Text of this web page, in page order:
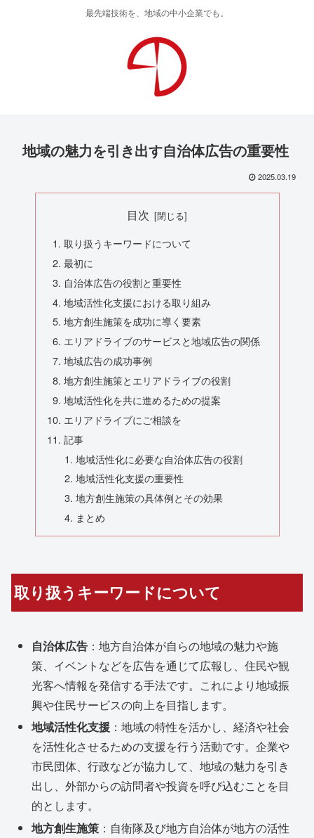
最先端技術を、地域の中小企業でも。
地域の魅力を引き出す自治体広告の重要性
2025.03.19
目次
取り扱うキーワードについて
最初に
自治体広告の役割と重要性
地域活性化支援における取り組み
地方創生施策を成功に導く要素
エリアドライブのサービスと地域広告の関係
地域広告の成功事例
地方創生施策とエリアドライブの役割
地域活性化を共に進めるための提案
エリアドライブにご相談を
記事
地域活性化に必要な自治体広告の役割
地域活性化支援の重要性
地方創生施策の具体例とその効果
まとめ
取り扱うキーワードについて
自治体広告 ：地方自治体が自らの地域の魅力や施
策、イベントなどを広告を通じて広報し、住民や観
光客へ情報を発信する手法です。これにより地域振
興や住民サービスの向上を目指します。
地域活性化支援 ：地域の特性を活かし、経済や社会
を活性化させるための支援を行う活動です。企業や
市民団体、行政などが協力して、地域の魅力を引き
出し、外部からの訪問者や投資を呼び込むことを目
的とします。
地方創生施策 ：自衛隊及び地方自治体が地方の活性